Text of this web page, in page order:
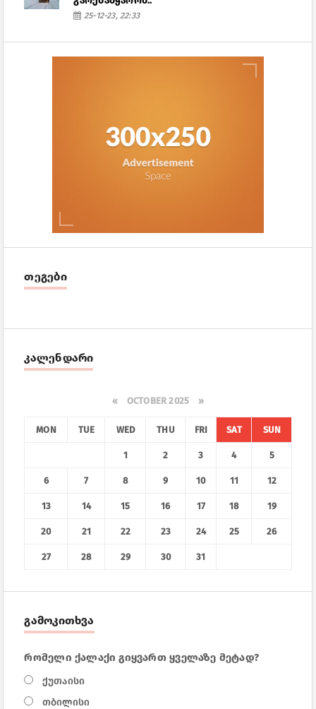
25-12-23, 22:33
თეგები
კალენდარი
« OCTOBER 2025 »
MON TUE WED THU FRI SAT SUN
1 2 3 4 5
6 7 8 9 10 11 12
13 14 15 16 17 18 19
20 21 22 23 24 25 26
27 28 29 30 31
გამოკითხვა
რომელი ქალაქი გიყვართ ყველაზე მეტად?
ქუთაისი
თბილისი